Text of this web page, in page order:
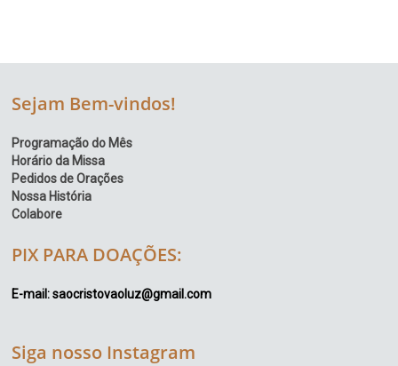
Sejam Bem-vindos!
Programação do Mês
Horário da Missa
Pedidos de Orações
Nossa História
Colabore
PIX PARA DOAÇÕES:
E-mail: saocristovaoluz@gmail.com
Siga nosso Instagram